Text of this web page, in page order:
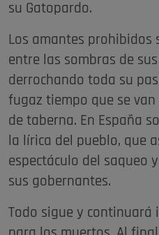
su Gatopardo.
Los amantes prohibidos
entre las sombras de
derrochando toda su
fugaz tiempo que se
de taberna. En España
la lírica del pueblo, que
espectáculo del saqueo
sus gobernantes.
Todo sigue y continuará